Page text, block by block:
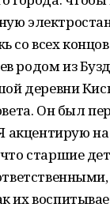
со всех
родом из
деревни
Он был
акцентирую
старшие
их